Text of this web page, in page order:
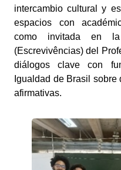
intercambio cultural y
espacios con
como invitada en la
(Escrevivências) del
diálogos clave con
Igualdad de Brasil
afirmativas.